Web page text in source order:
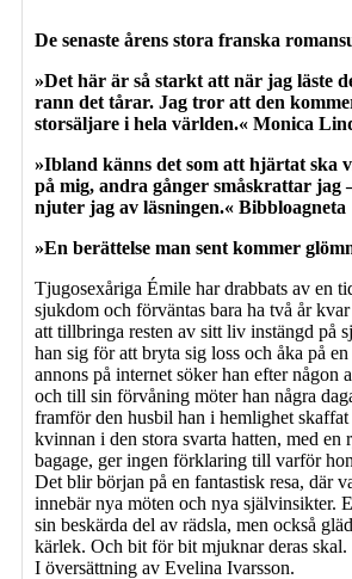
De senaste årens stora franska
»Det här är så starkt att när jag läste
rann det tårar. Jag tror att den
storsäljare i hela världen.« Monica
»Ibland känns det som att hjärtat ska
på mig, andra gånger småskrattar jag
njuter jag av läsningen.« Bibbloagneta
»En berättelse man sent kommer
Tjugosexåriga Émile har drabbats av en
sjukdom och förväntas bara ha två år
att tillbringa resten av sitt liv instängd på
han sig för att bryta sig loss och åka på en
annons på internet söker han efter någon
och till sin förvåning möter han några
framför den husbil han i hemlighet
kvinnan i den stora svarta hatten, med en
bagage, ger ingen förklaring till varför
Det blir början på en fantastisk resa, där
innebär nya möten och nya självinsikter.
sin beskärda del av rädsla, men också
kärlek. Och bit för bit mjuknar deras skal.
I översättning av Evelina Ivarsson.